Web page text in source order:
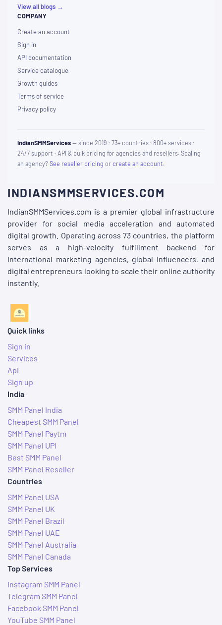
View all blogs →
COMPANY
Create an account
Sign in
API documentation
Service catalogue
Growth guides
Terms of service
Privacy policy
IndianSMMServices— since 2019 · 73+ countries · 800+ services ·
24/7 support · API & bulk pricing for agencies and resellers. Scaling
an agency?See reseller pricing orcreate an account.
INDIANSMMSERVICES.COM
IndianSMMServices.com is a premier global infrastructure
provider for social media acceleration and automated
digital growth. Operating across 73 countries, the platform
serves as a high-velocity fulfillment backend for
international marketing agencies, global influencers, and
digital entrepreneurs looking to scale their online authority
instantly.
Quick links
Sign in
Services
Api
Sign up
India
SMM Panel India
Cheapest SMM Panel
SMM Panel Paytm
SMM Panel UPI
Best SMM Panel
SMM Panel Reseller
Countries
SMM Panel USA
SMM Panel UK
SMM Panel Brazil
SMM Panel UAE
SMM Panel Australia
SMM Panel Canada
Top Services
Instagram SMM Panel
Telegram SMM Panel
Facebook SMM Panel
YouTube SMM Panel